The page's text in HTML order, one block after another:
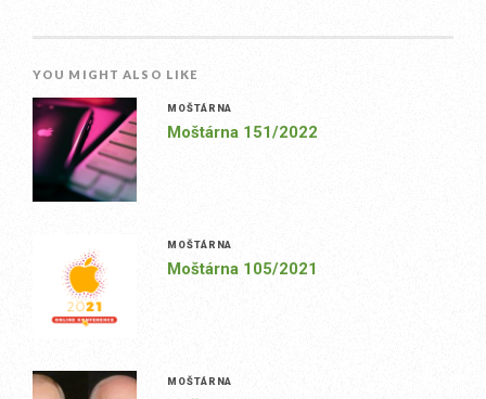
YOU MIGHT ALSO LIKE
MOŠTÁRNA
Moštárna 151/2022
MOŠTÁRNA
Moštárna 105/2021
MOŠTÁRNA